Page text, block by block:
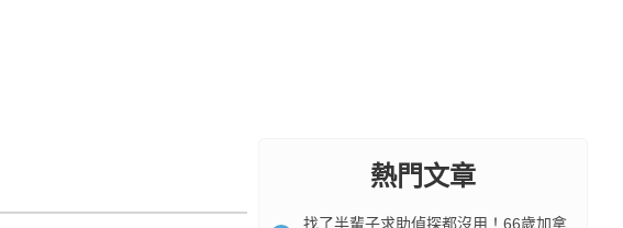
熱門文章
找了半輩子求助偵探都沒用！66歲加拿